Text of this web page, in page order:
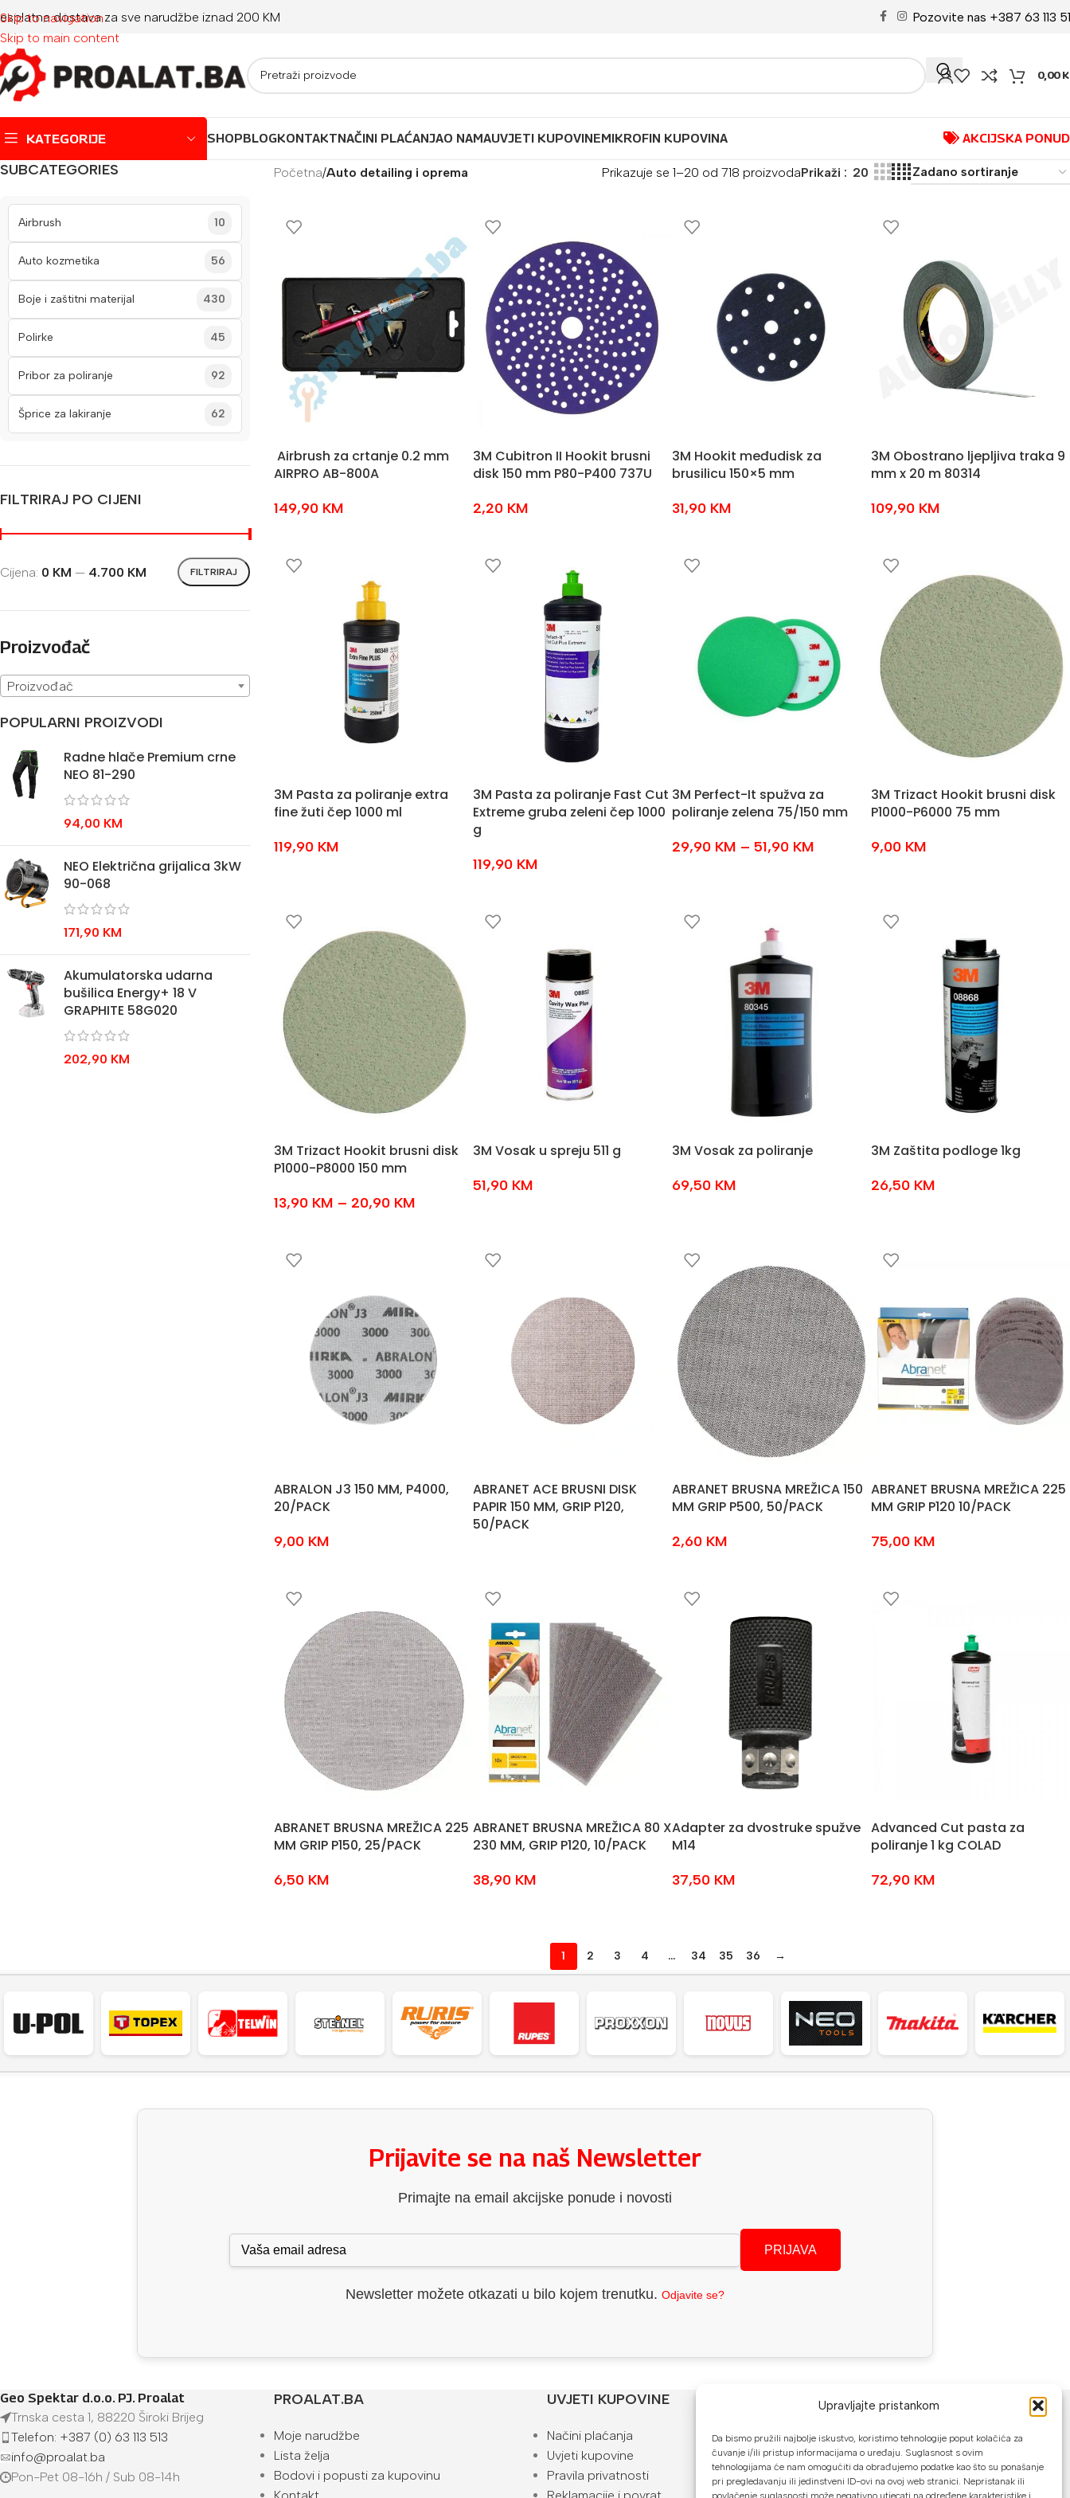
Upravljajte pristankom
Da bismo pružili najbolje iskustvo, koristimo tehnologije poput kolačića za
čuvanje i/ili pristup informacijama o uređaju. Suglasnost s ovim
tehnologijama će nam omogućiti da obrađujemo podatke kao što su ponašanje
pri pregledavanju ili jedinstveni ID-ovi na ovoj web stranici. Nepristanak ili
povlačenje suglasnosti može negativno utjecati na određene karakteristike i
Skip to navigation
Skip to main content
dostava za sve narudžbe iznad 200 KM Pozovite nas +387 63 113
0,00
KATEGORIJE
Dječji bazeni
Igračke za plažu
Oprema za bazene
SHOPBLOGKONTAKTNAČINI PLAĆANJAO NAMAUVJETI KUPOVINEMIKROFIN KUPOVINA AKCIJSKA
SUBCATEGORIES
Airbrush 10
Auto kozmetika 56
Boje i zaštitni materijal 430
Polirke 45
Pribor za poliranje 92
Šprice za lakiranje 62
FILTRIRAJ PO CIJENI
FILTRIRAJ
Cijena: 0 KM — 4.700 KM
Proizvođač
Proizvođač
POPULARNI PROIZVODI
Radne hlače Premium crne
NEO 81-290
94,00 KM
NEO Električna grijalica 3kW
90-068
171,90 KM
Akumulatorska udarna
bušilica Energy+ 18 V
GRAPHITE 58G020
202,90 KM
Početna/Auto detailing i oprema Prikazuje se 1–20 od 718 proizvodaPrikaži 20
Airbrush za crtanje 0.2 mm
AIRPRO AB-800A
149,90 KM
3M Cubitron II Hookit brusni
disk 150 mm P80-P400 737U
2,20 KM
3M Hookit međudisk za
brusilicu 150×5 mm
31,90 KM
3M Obostrano ljepljiva traka 9
mm x 20 m 80314
109,90 KM
3M Pasta za poliranje extra
fine žuti čep 1000 ml
119,90 KM
3M Pasta za poliranje Fast Cut
Extreme gruba zeleni čep 1000
g
119,90 KM
3M Perfect-It spužva za
poliranje zelena 75/150 mm
29,90 KM – 51,90 KM
3M Trizact Hookit brusni disk
P1000-P6000 75 mm
9,00 KM
3M Trizact Hookit brusni disk
P1000-P8000 150 mm
13,90 KM – 20,90 KM
3M Vosak u spreju 511 g
51,90 KM
3M Vosak za poliranje
69,50 KM
3M Zaštita podloge 1kg
26,50 KM
ABRALON J3 150 MM, P4000,
20/PACK
9,00 KM
ABRANET ACE BRUSNI DISK
PAPIR 150 MM, GRIP P120,
50/PACK
ABRANET BRUSNA MREŽICA 150
MM GRIP P500, 50/PACK
2,60 KM
ABRANET BRUSNA MREŽICA 225
MM GRIP P120 10/PACK
75,00 KM
ABRANET BRUSNA MREŽICA 225
MM GRIP P150, 25/PACK
6,50 KM
ABRANET BRUSNA MREŽICA 80 X
230 MM, GRIP P120, 10/PACK
38,90 KM
Adapter za dvostruke spužve
M14
37,50 KM
Advanced Cut pasta za
poliranje 1 kg COLAD
72,90 KM
1 2 3 4 … 34 35 36 →
Prijavite se na naš Newsletter
Primajte na email akcijske ponude i novosti
PRIJAVA
Newsletter možete otkazati u bilo kojem trenutku. Odjavite se?
Geo Spektar d.o.o. PJ. Proalat
Trnska cesta 1, 88220 Široki Brijeg
Telefon: +387 (0) 63 113 513
info@proalat.ba
Pon-Pet 08-16h / Sub 08-14h
PROALAT.BA
Moje narudžbe
Lista želja
Bodovi i popusti za kupovinu
UVJETI KUPOVINE
Načini plaćanja
Uvjeti kupovine
Pravila privatnosti
NAČINI PLAĆANJA
U našoj web trgovini možete platiti:
Kreditnim karticama jednokratno ili do
24 rate